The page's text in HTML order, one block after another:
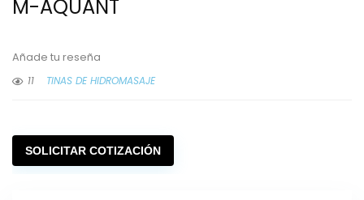
M-AQUANT
Añade tu reseña
11
TINAS DE HIDROMASAJE
SOLICITAR COTIZACIÓN